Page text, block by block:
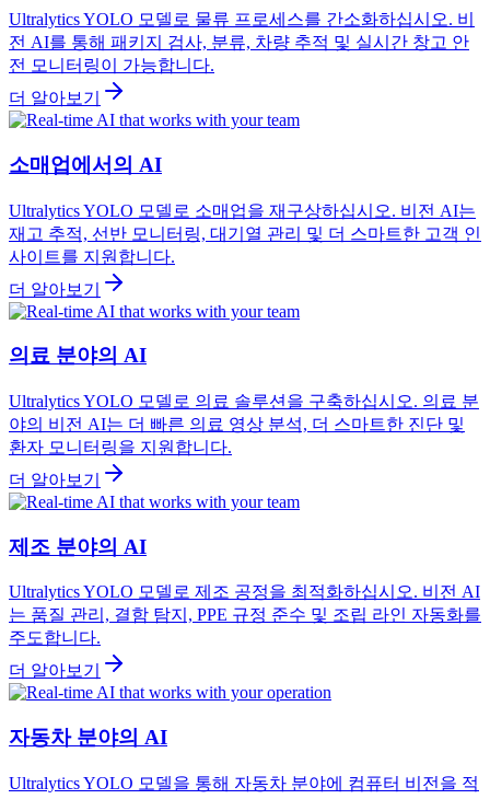
Ultralytics YOLO 모델로 물류 프로세스를 간소화하십시오. 비
전 AI를 통해 패키지 검사, 분류, 차량 추적 및 실시간 창고 안
전 모니터링이 가능합니다.
더 알아보기
소매업에서의 AI
Ultralytics YOLO 모델로 소매업을 재구상하십시오. 비전 AI는
재고 추적, 선반 모니터링, 대기열 관리 및 더 스마트한 고객 인
사이트를 지원합니다.
더 알아보기
의료 분야의 AI
Ultralytics YOLO 모델로 의료 솔루션을 구축하십시오. 의료 분
야의 비전 AI는 더 빠른 의료 영상 분석, 더 스마트한 진단 및
환자 모니터링을 지원합니다.
더 알아보기
제조 분야의 AI
Ultralytics YOLO 모델로 제조 공정을 최적화하십시오. 비전 AI
는 품질 관리, 결함 탐지, PPE 규정 준수 및 조립 라인 자동화를
주도합니다.
더 알아보기
자동차 분야의 AI
Ultralytics YOLO 모델을 통해 자동차 분야에 컴퓨터 비전을 적